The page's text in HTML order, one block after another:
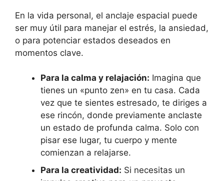
En la vida personal, el anclaje espacial puede
ser muy útil para manejar el estrés, la ansiedad,
o para potenciar estados deseados en
momentos clave.
Para la calma y relajación: Imagina que
tienes un «punto zen» en tu casa. Cada
vez que te sientes estresado, te diriges a
ese rincón, donde previamente anclaste
un estado de profunda calma. Solo con
pisar ese lugar, tu cuerpo y mente
comienzan a relajarse.
Para la creatividad: Si necesitas un